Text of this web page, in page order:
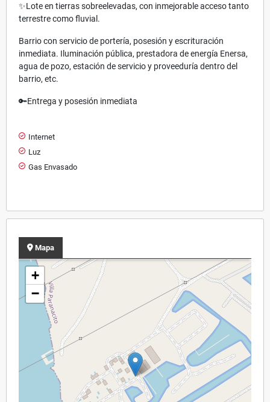
✨Lote en tierras sobreelevadas, con inmejorable acceso tanto
terrestre como fluvial.
Barrio con servicio de portería, posesión y escrituración
inmediata. Iluminación pública, prestadora de energía Enersa,
agua de pozo, estación de servicio y proveeduría dentro del
barrio, etc.
🔑Entrega y posesión inmediata
Internet
Luz
Gas Envasado
Mapa
+
−